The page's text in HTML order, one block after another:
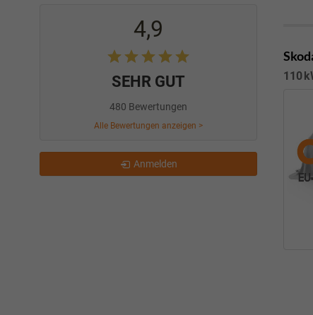
110
4,9
SEHR GUT
480 Bewertungen
Alle Bewertungen anzeigen >
Anmelden